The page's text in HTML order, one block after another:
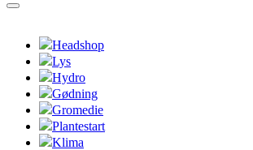
Headshop
Lys
Hydro
Gødning
Gromedie
Plantestart
Klima